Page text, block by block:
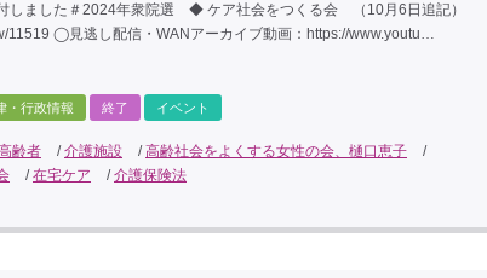
しました＃2024年衆院選 ◆ ケア社会をつくる会 （10月6日追記）
11519 ◯見逃し配信・WANアーカイブ動画：https://www.youtu…
・行政情報 終了 イベント
齢者 /介護施設 /高齢社会をよくする女性の会、樋口恵子
/
/在宅ケア /介護保険法